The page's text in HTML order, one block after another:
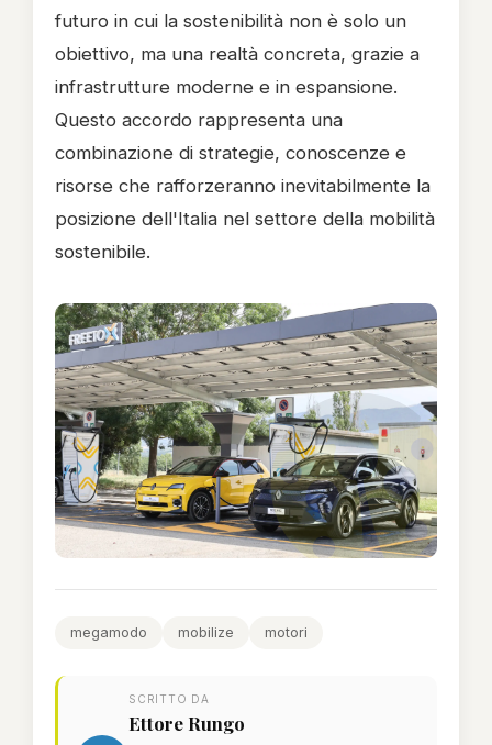
futuro in cui la sostenibilità non è solo un
obiettivo, ma una realtà concreta, grazie a
infrastrutture moderne e in espansione.
Questo accordo rappresenta una
combinazione di strategie, conoscenze e
risorse che rafforzeranno inevitabilmente la
posizione dell'Italia nel settore della mobilità
sostenibile.
megamodo mobilize motori
SCRITTO DA
Ettore Rungo